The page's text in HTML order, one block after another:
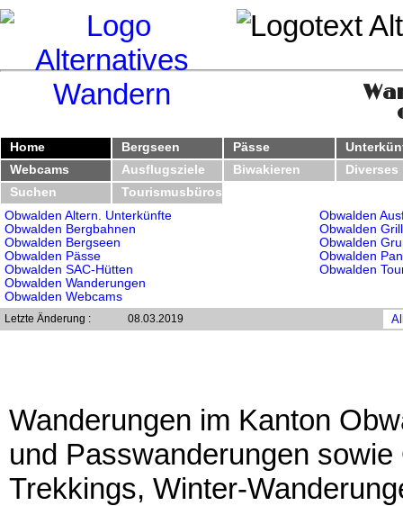
Home Bergseen Pässe
Webcams
Ausflugsziele Biwakieren
Diverses
Suchen
Tourismusbüros
Obwalden Altern. Unterkünfte
Obwalden Bergbahnen
Obwalden Bergseen
Obwalden Pässe
Obwalden SAC-Hütten
Obwalden Wanderungen
Obwalden Webcams
Obwalden
Obwalden
Obwalden
Obwalden
Obwalden
Letzte Änderung : 08.03.2019
Wanderungen im Kanton
und Passwanderungen
Trekkings, Winter-